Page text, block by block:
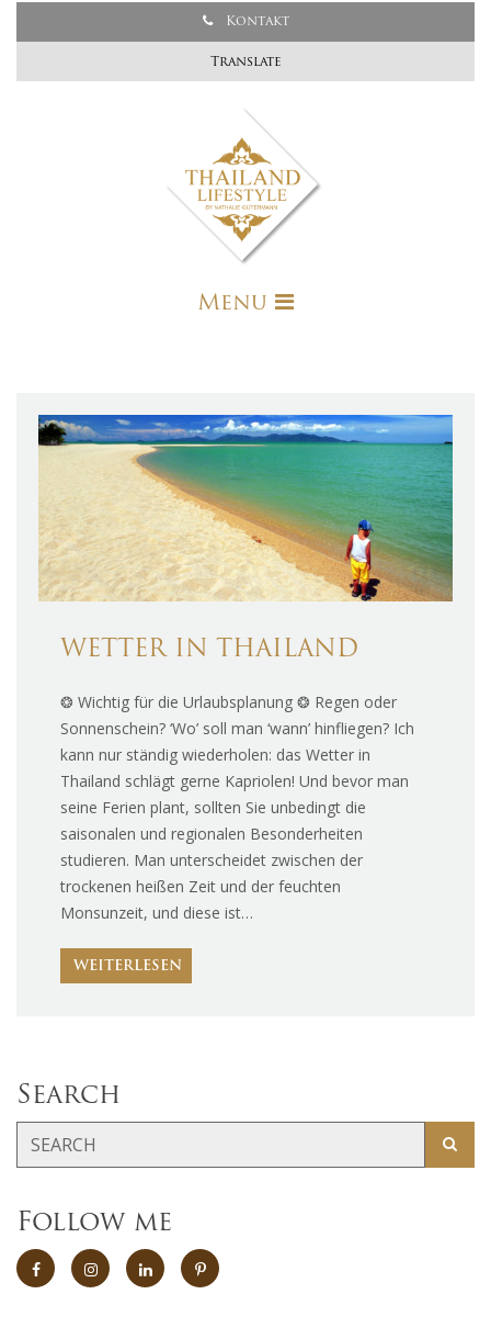
Kontakt
Translate
Menu
WETTER IN THAILAND
❂ Wichtig für die Urlaubsplanung ❂ Regen oder
Sonnenschein? ‘Wo’ soll man ‘wann’ hinfliegen? Ich
kann nur ständig wiederholen: das Wetter in
Thailand schlägt gerne Kapriolen! Und bevor man
seine Ferien plant, sollten Sie unbedingt die
saisonalen und regionalen Besonderheiten
studieren. Man unterscheidet zwischen der
trockenen heißen Zeit und der feuchten
Monsunzeit, und diese ist…
WEITERLESEN
Search
Follow me